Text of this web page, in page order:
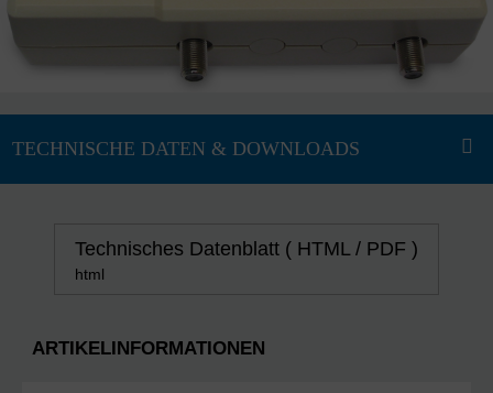
Technisches Datenblatt ( HTML / PDF )
html
ARTIKELINFORMATIONEN